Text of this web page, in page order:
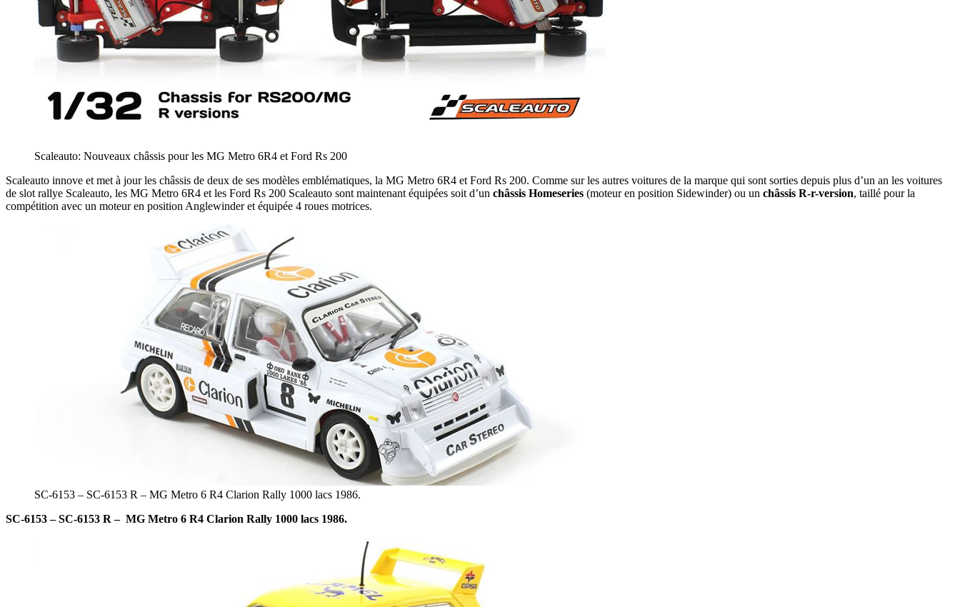
Scaleauto: Nouveaux châssis pour les MG Metro 6R4 et Ford Rs 200
Scaleauto innove et met à jour les châssis de deux de ses modèles emblématiques, la MG Metro 6R4 et Ford Rs 200. Comme sur les autres voitures de la marque qui sont sorties depuis plus d’un an les voitures
de slot rallye Scaleauto, les MG Metro 6R4 et les Ford Rs 200 Scaleauto sont maintenant équipées soit d’un châssis Homeseries (moteur en position Sidewinder) ou un châssis R-r-version, taillé pour la
compétition avec un moteur en position Anglewinder et équipée 4 roues motrices.
SC-6153 – SC-6153 R – MG Metro 6 R4 Clarion Rally 1000 lacs 1986.
SC-6153 – SC-6153 R – MG Metro 6 R4 Clarion Rally 1000 lacs 1986.